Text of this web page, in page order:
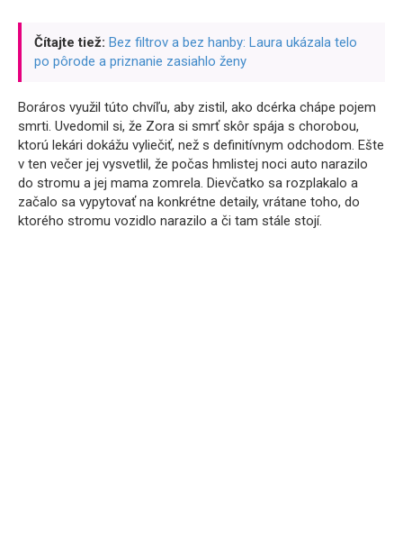
Čítajte tiež: Bez filtrov a bez hanby: Laura ukázala telo
po pôrode a priznanie zasiahlo ženy
Boráros využil túto chvíľu, aby zistil, ako dcérka chápe pojem
smrti. Uvedomil si, že Zora si smrť skôr spája s chorobou,
ktorú lekári dokážu vyliečiť, než s definitívnym odchodom. Ešte
v ten večer jej vysvetlil, že počas hmlistej noci auto narazilo
do stromu a jej mama zomrela. Dievčatko sa rozplakalo a
začalo sa vypytovať na konkrétne detaily, vrátane toho, do
ktorého stromu vozidlo narazilo a či tam stále stojí.